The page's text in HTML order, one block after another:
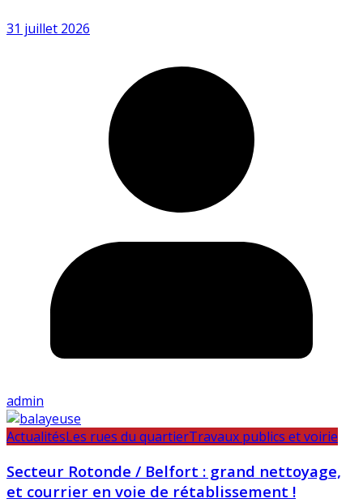
31 juillet 2026
admin
ActualitésLes rues du quartierTravaux publics et voirie
Secteur Rotonde / Belfort : grand nettoyage,
et courrier en voie de rétablissement !